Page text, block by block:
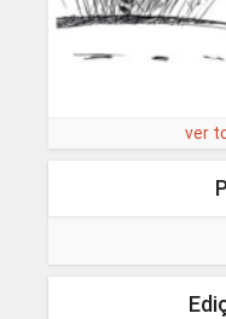
ver